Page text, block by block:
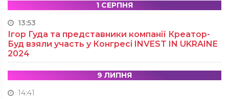
1 СЕРПНЯ
13:53
Ігор Гуда та представники компанії Креатор-
Буд взяли участь у Конгресі INVEST IN UKRAINE
2024
9 ЛИПНЯ
14:41